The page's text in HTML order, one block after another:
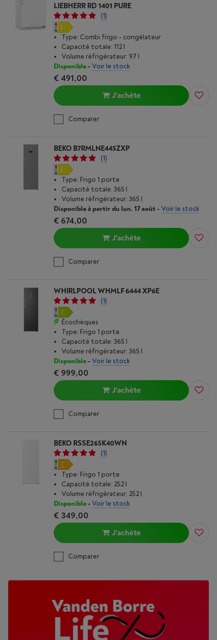
LIEBHERR RD 1401 PURE
(1)
Type: Combi frigo - congélateur
Capacité totale: 112 l
Volume réfrigérateur: 97 l
Disponible- Voir le stock
€ 491,00
J'achète
Comparer
BEKO B7RMLNE445ZXP
(1)
Type: Frigo 1 porte
Capacité totale: 365 l
Volume réfrigérateur: 365 l
Disponible à partir du lun. 17 août- Voir le stock
€ 674,00
J'achète
Comparer
WHIRLPOOL WHMLF 6444 XP6E
(1)
Écochèques
Type: Frigo 1 porte
Capacité totale: 365 l
Volume réfrigérateur: 365 l
Disponible- Voir le stock
€ 999,00
J'achète
Comparer
BEKO RSSE265K40WN
(1)
Type: Frigo 1 porte
Capacité totale: 252 l
Volume réfrigérateur: 252 l
Disponible- Voir le stock
€ 349,00
J'achète
Comparer